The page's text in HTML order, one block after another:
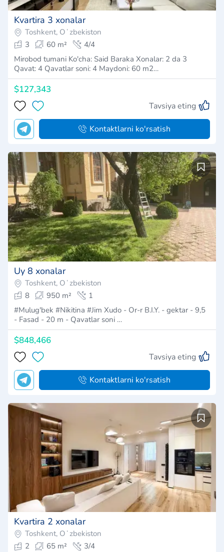
Kvartira 3 xonalar
Toshkent, Oʻzbekiston
3
60 m²
4/4
Mirobod tumani Ko'cha: Said Baraka Xonalar: 2 da 3
Qavat: 4 Qavatlar soni: 4 Maydoni: 60 m2…
$127,343
Tavsiya eting
Kontaktlarni ko'rsatish
Uy 8 xonalar
Toshkent, Oʻzbekiston
8
950 m²
1
#Mulug'bek #Nikitina #Jim Xudo - Or-r B.I.Y. - gektar - 9,5
- Fasad - 20 m - Qavatlar soni …
$848,466
Tavsiya eting
Kontaktlarni ko'rsatish
Kvartira 2 xonalar
Toshkent, Oʻzbekiston
2
65 m²
3/4